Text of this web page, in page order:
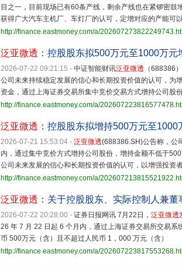
目之一，目前现场已有60条产线，剩余产线也在紧锣密
获得广大汽车主机厂、车灯厂的认可，定增对应的产能可
http://finance.eastmoney.com/a/
泛亚微透 ：控股股东拟500万元至1000万元
2026-07-22 09:21:15 - 中证智能财讯泛亚微透 （688386
公司未来持续稳定发展的信心和长期投资价值的认可，为
资金，通过上海证券交易所集中竞价交易方式增持公司股
http://finance.eastmoney.com/a/
泛亚微透 ：控股股东拟增持500万元至1000
2026-07-21 15:53:04 - 泛亚微透(688386.SH)公告称，公
内，通过集中竞价方式增持公司股份，增持金额不低于
公司未来发展的信心和长期投资价值的认可，以增强投资
http://finance.eastmoney.com/a/
泛亚微透 ：关于控股股东、实际控制人兼
2026-07-22 20:28:00 - 证券日报网讯 7月22日， 泛亚微透
26 年 7 月 22 日起 6 个月内，通过上海证券交易所交易
币 500万元（含）且不超过人民币 1，000 万元（含）
http://finance.eastmoney.com/a/